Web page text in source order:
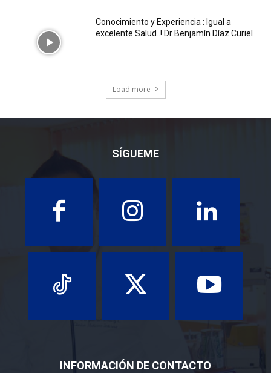
Conocimiento y Experiencia : Igual a
excelente Salud..! Dr Benjamín Díaz Curiel
Load more
SÍGUEME
INFORMACIÓN DE CONTACTO